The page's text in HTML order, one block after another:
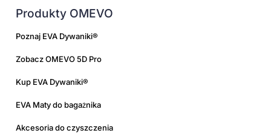
Produkty OMEVO
Poznaj EVA Dywaniki®
Zobacz OMEVO 5D Pro
Kup EVA Dywaniki®
EVA Maty do bagażnika
Akcesoria do czyszczenia